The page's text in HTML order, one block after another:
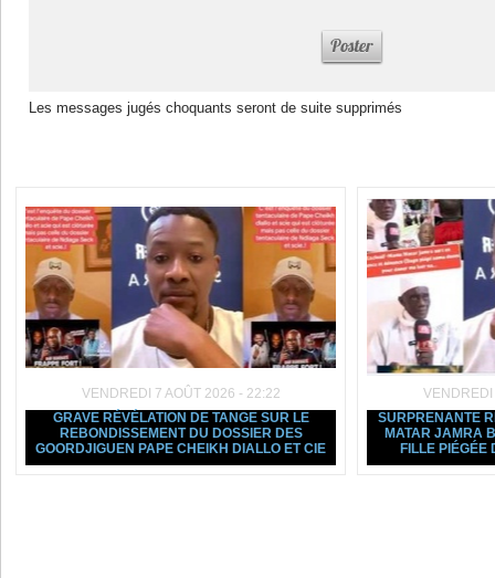
Les messages jugés choquants seront de suite supprimés
VENDREDI 7 AOÛT 2026 - 22:22
GRAVE RÉVÉLATION DE TANGE SUR LE
REBONDISSEMENT DU DOSSIER DES
GOORDJIGUEN PAPE CHEIKH DIALLO ET CIE
SURPRENANTE
MATAR JAMRA
FILLE PIÉGÉE